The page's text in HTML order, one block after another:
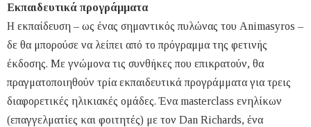
Εκπαιδευτικά προγράμματα
Η εκπαίδευση – ως ένας σημαντικός πυλώνας του Animasyros –
δε θα μπορούσε να λείπει από το πρόγραμμα της φετινής
έκδοσης. Με γνώμονα τις συνθήκες που επικρατούν, θα
πραγματοποιηθούν τρία εκπαιδευτικά προγράμματα για τρεις
διαφορετικές ηλικιακές ομάδες. Ένα masterclass ενηλίκων
(επαγγελματίες και φοιτητές) με τον Dan Richards, ένα